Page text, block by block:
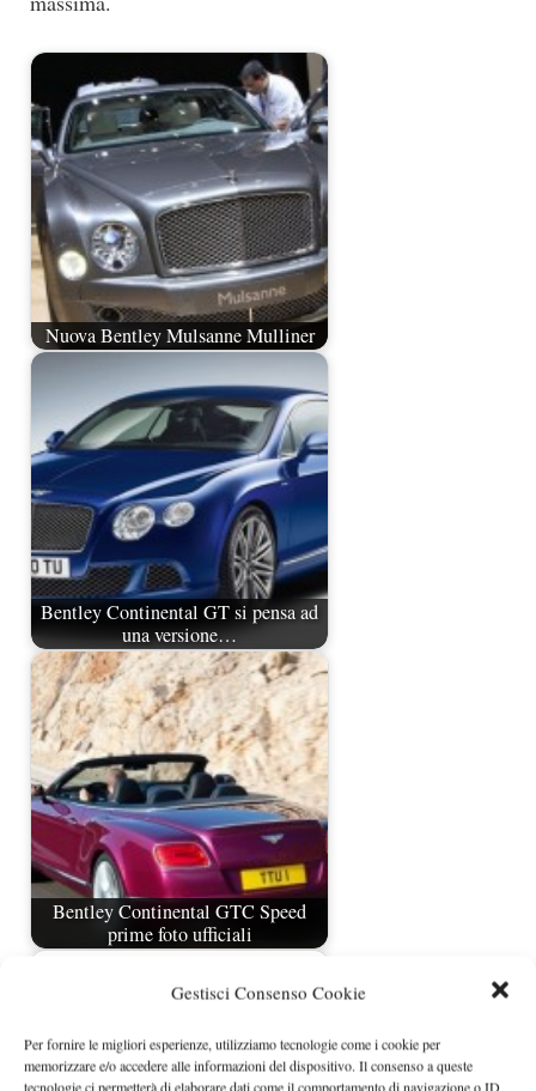
Gestisci Consenso Cookie
Per fornire le migliori esperienze, utilizziamo tecnologie come i cookie per
memorizzare e/o accedere alle informazioni del dispositivo. Il consenso a queste
tecnologie ci permetterà di elaborare dati come il comportamento di navigazione o ID
Nuova Bentley Mulsanne Mulliner
Bentley Continental GT si pensa ad
una versione…
Bentley Continental GTC Speed
prime foto ufficiali